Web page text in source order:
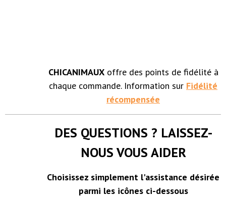
CHICANIMAUXoffre des points de fidélité à
chaque commande. Information sur Fidélité
récompensée
DES QUESTIONS ? LAISSEZ-
NOUS VOUS AIDER
Choisissez simplement l'assistance désirée
parmi les icônes ci-dessous